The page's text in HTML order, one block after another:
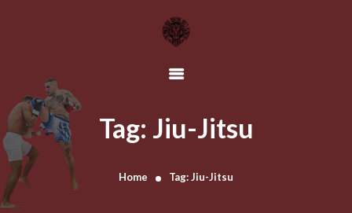
Tag: Jiu-Jitsu
Home Tag: Jiu-Jitsu
SCHEDULE
CONTACT US